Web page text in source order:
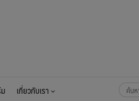
เกี่ยวกับเรา
ค้นหา